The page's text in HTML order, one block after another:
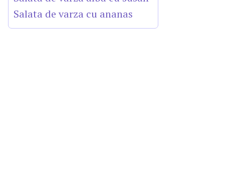
Salata de varza cu ananas